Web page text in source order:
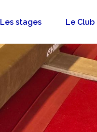
Les stages Le Club